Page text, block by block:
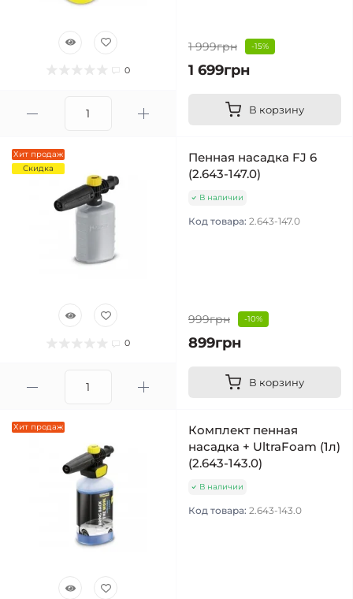
0
1 999грн -15%
1 699грн
В корзину
Хит продаж
Скидка
0
Пенная насадка FJ 6
(2.643-147.0)
В наличии
Код товара: 2.643-147.0
999грн -10%
899грн
В корзину
Хит продаж
Комплект пенная
насадка + UltraFoam (1л)
(2.643-143.0)
В наличии
Код товара: 2.643-143.0